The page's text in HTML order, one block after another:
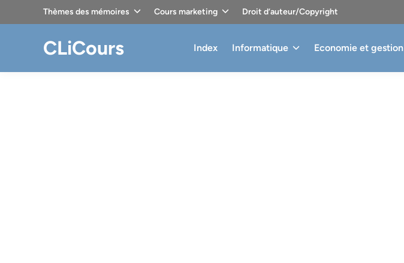
Thèmes des mémoires Cours marketing Droit d’auteur/Copyright
CLiCours Index Informatique Economie et gestion